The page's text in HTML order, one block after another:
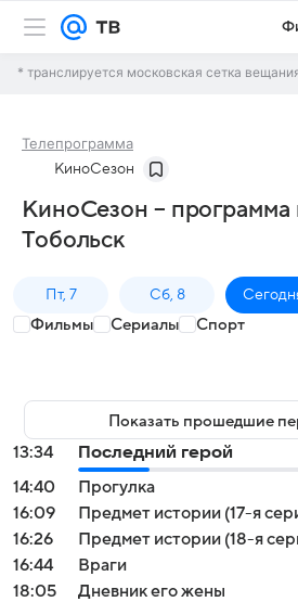
* транслируется московская сетка
Телепрограмма
КиноСезон
КиноСезон – программа
Тобольск
Пт, 7 Сб, 8
Фильмы Сериалы Спорт
Показать прошедшие
13:34
Последний герой
14:40
Прогулка
16:09
Предмет истории (17-я
16:26
Предмет истории (18-я
16:44
Враги
18:05
Дневник его жены